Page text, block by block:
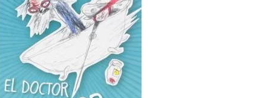
Pedagogía